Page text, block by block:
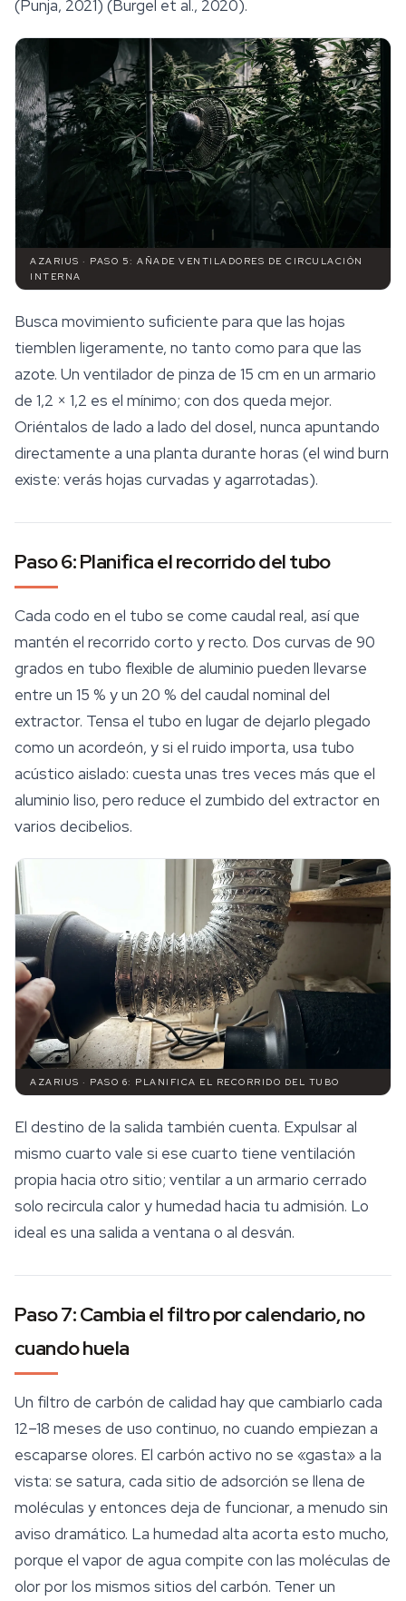
(Punja, 2021) (Burgel et al., 2020).
AZARIUS · PASO 5: AÑADE VENTILADORES DE CIRCULACIÓN
INTERNA
Busca movimiento suficiente para que las hojas
tiemblen ligeramente, no tanto como para que las
azote. Un ventilador de pinza de 15 cm en un armario
de 1,2 × 1,2 es el mínimo; con dos queda mejor.
Oriéntalos de lado a lado del dosel, nunca apuntando
directamente a una planta durante horas (el wind burn
existe: verás hojas curvadas y agarrotadas).
Paso 6: Planifica el recorrido del tubo
Cada codo en el tubo se come caudal real, así que
mantén el recorrido corto y recto. Dos curvas de 90
grados en tubo flexible de aluminio pueden llevarse
entre un 15 % y un 20 % del caudal nominal del
extractor. Tensa el tubo en lugar de dejarlo plegado
como un acordeón, y si el ruido importa, usa tubo
acústico aislado: cuesta unas tres veces más que el
aluminio liso, pero reduce el zumbido del extractor en
varios decibelios.
AZARIUS · PASO 6: PLANIFICA EL RECORRIDO DEL TUBO
El destino de la salida también cuenta. Expulsar al
mismo cuarto vale si ese cuarto tiene ventilación
propia hacia otro sitio; ventilar a un armario cerrado
solo recircula calor y humedad hacia tu admisión. Lo
ideal es una salida a ventana o al desván.
Paso 7: Cambia el filtro por calendario, no
cuando huela
Un filtro de carbón de calidad hay que cambiarlo cada
12–18 meses de uso continuo, no cuando empiezan a
escaparse olores. El carbón activo no se «gasta» a la
vista: se satura, cada sitio de adsorción se llena de
moléculas y entonces deja de funcionar, a menudo sin
aviso dramático. La humedad alta acorta esto mucho,
porque el vapor de agua compite con las moléculas de
olor por los mismos sitios del carbón. Tener un